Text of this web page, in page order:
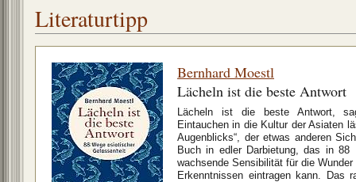
Literaturtipp
Bernhard Moestl
Lächeln ist die beste Antwort
Lächeln ist die beste Antwort,
Eintauchen in die Kultur der Asiaten
Augenblicks“, der etwas anderen
Buch in edler Darbietung, das in
wachsende Sensibilität für die
Erkenntnissen eintragen kann. Das